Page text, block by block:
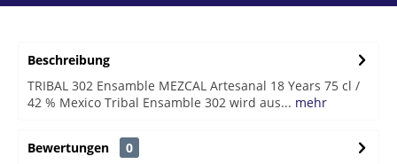
Beschreibung
TRIBAL 302 Ensamble MEZCAL Artesanal 18 Years 75 cl /
42 % Mexico Tribal Ensamble 302 wird aus... mehr
Bewertungen
0